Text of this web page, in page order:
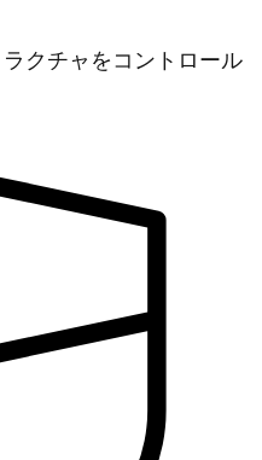
クチャをコントロール